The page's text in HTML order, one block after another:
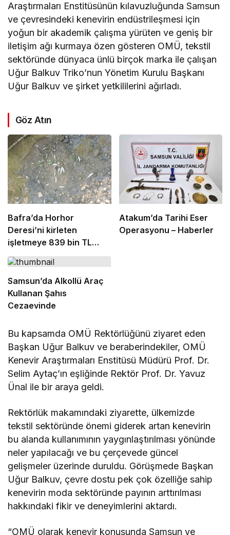
Araştırmaları Enstitüsünün kılavuzluğunda Samsun
ve çevresindeki kenevirin endüstrileşmesi için
yoğun bir akademik çalışma yürüten ve geniş bir
iletişim ağı kurmaya özen gösteren OMÜ, tekstil
sektöründe dünyaca ünlü birçok marka ile çalışan
Uğur Balkuv Triko’nun Yönetim Kurulu Başkanı
Uğur Balkuv ve şirket yetkililerini ağırladı.
Göz Atın
Bafra’da Horhor
Deresi’ni kirleten
işletmeye 839 bin TL
ceza
Atakum’da Tarihi Eser
Operasyonu – Haberler
Samsun’da Alkollü Araç
Kullanan Şahıs
Cezaevinde
Bu kapsamda OMÜ Rektörlüğünü ziyaret eden
Başkan Uğur Balkuv ve beraberindekiler, OMÜ
Kenevir Araştırmaları Enstitüsü Müdürü Prof. Dr.
Selim Aytaç’ın eşliğinde Rektör Prof. Dr. Yavuz
Ünal ile bir araya geldi.
Rektörlük makamındaki ziyarette, ülkemizde
tekstil sektöründe önemi giderek artan kenevirin
bu alanda kullanımının yaygınlaştırılması yönünde
neler yapılacağı ve bu çerçevede güncel
gelişmeler üzerinde duruldu. Görüşmede Başkan
Uğur Balkuv, çevre dostu pek çok özelliğe sahip
kenevirin moda sektöründe payının arttırılması
hakkındaki fikir ve deneyimlerini aktardı.
“OMÜ olarak kenevir konusunda Samsun ve